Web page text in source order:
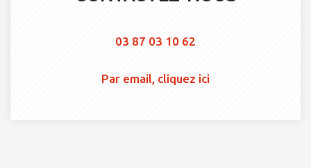
03 87 03 10 62
Par email, cliquez ici